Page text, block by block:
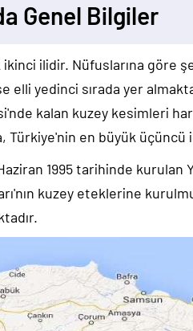
Genel Bilgiler
ilidir. Nüfuslarına göre
elli yedinci sırada yer
kalan kuzey kesimleri
Türkiye'nin en büyük üçüncü
1995 tarihinde
kuzey eteklerine